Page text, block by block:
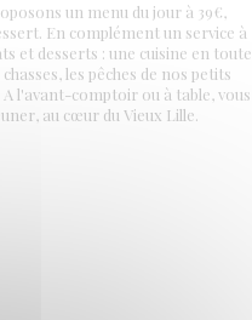
un menu du jour à 39€,
En complément un service à
et desserts : une cuisine en toute
les pêches de nos petits
l'avant-comptoir ou à table, vous
au cœur du Vieux Lille.